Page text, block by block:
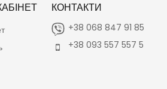
КОНТАКТИ
+38 068 847 91 85
+38 093 557 557 5